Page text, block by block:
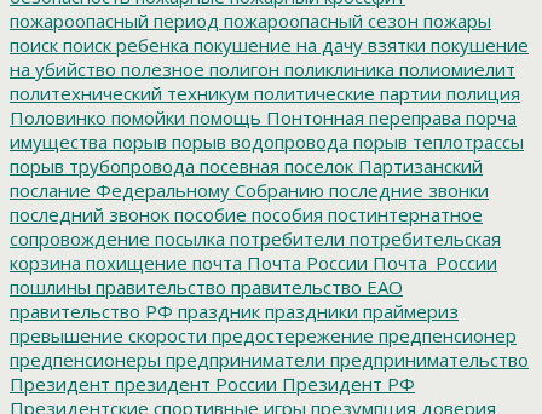
пожароопасный период пожароопасный сезон пожары
поиск поиск ребенка покушение на дачу взятки покушение
на убийство полезное полигон поликлиника полиомиелит
политехнический техникум политические партии полиция
Половинко помойки помощь Понтонная переправа порча
имущества порыв порыв водопровода порыв теплотрассы
порыв трубопровода посевная поселок Партизанский
послание Федеральному Собранию последние звонки
последний звонок пособие пособия постинтернатное
сопровождение посылка потребители потребительская
корзина похищение почта Почта России Почта_России
пошлины правительство правительство ЕАО
правительство РФ праздник праздники праймериз
превышение скорости предостережение предпенсионер
предпенсионеры предприниматели предпринимательство
Президент президент России Президент РФ
Президентские спортивные игры презумпция доверия